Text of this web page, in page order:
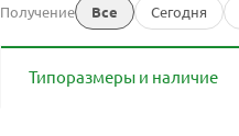
Получение Все Сегодня
Типоразмеры и наличие